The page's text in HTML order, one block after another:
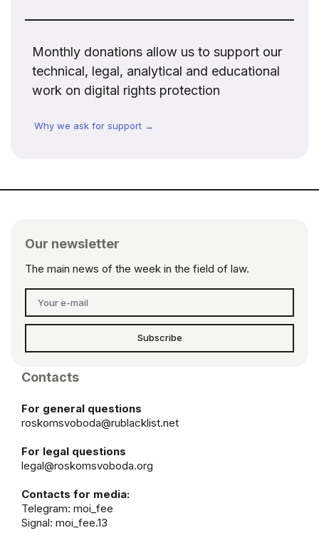
Monthly donations allow us to support our
technical, legal, analytical and educational
work on digital rights protection
Why we ask for support →
Our newsletter
The main news of the week in the field of law.
Subscribe
Contacts
For general questions
roskomsvoboda@rublacklist.net
For legal questions
legal@roskomsvoboda.org
Contacts for media:
Telegram: moi_fee
Signal: moi_fee.13